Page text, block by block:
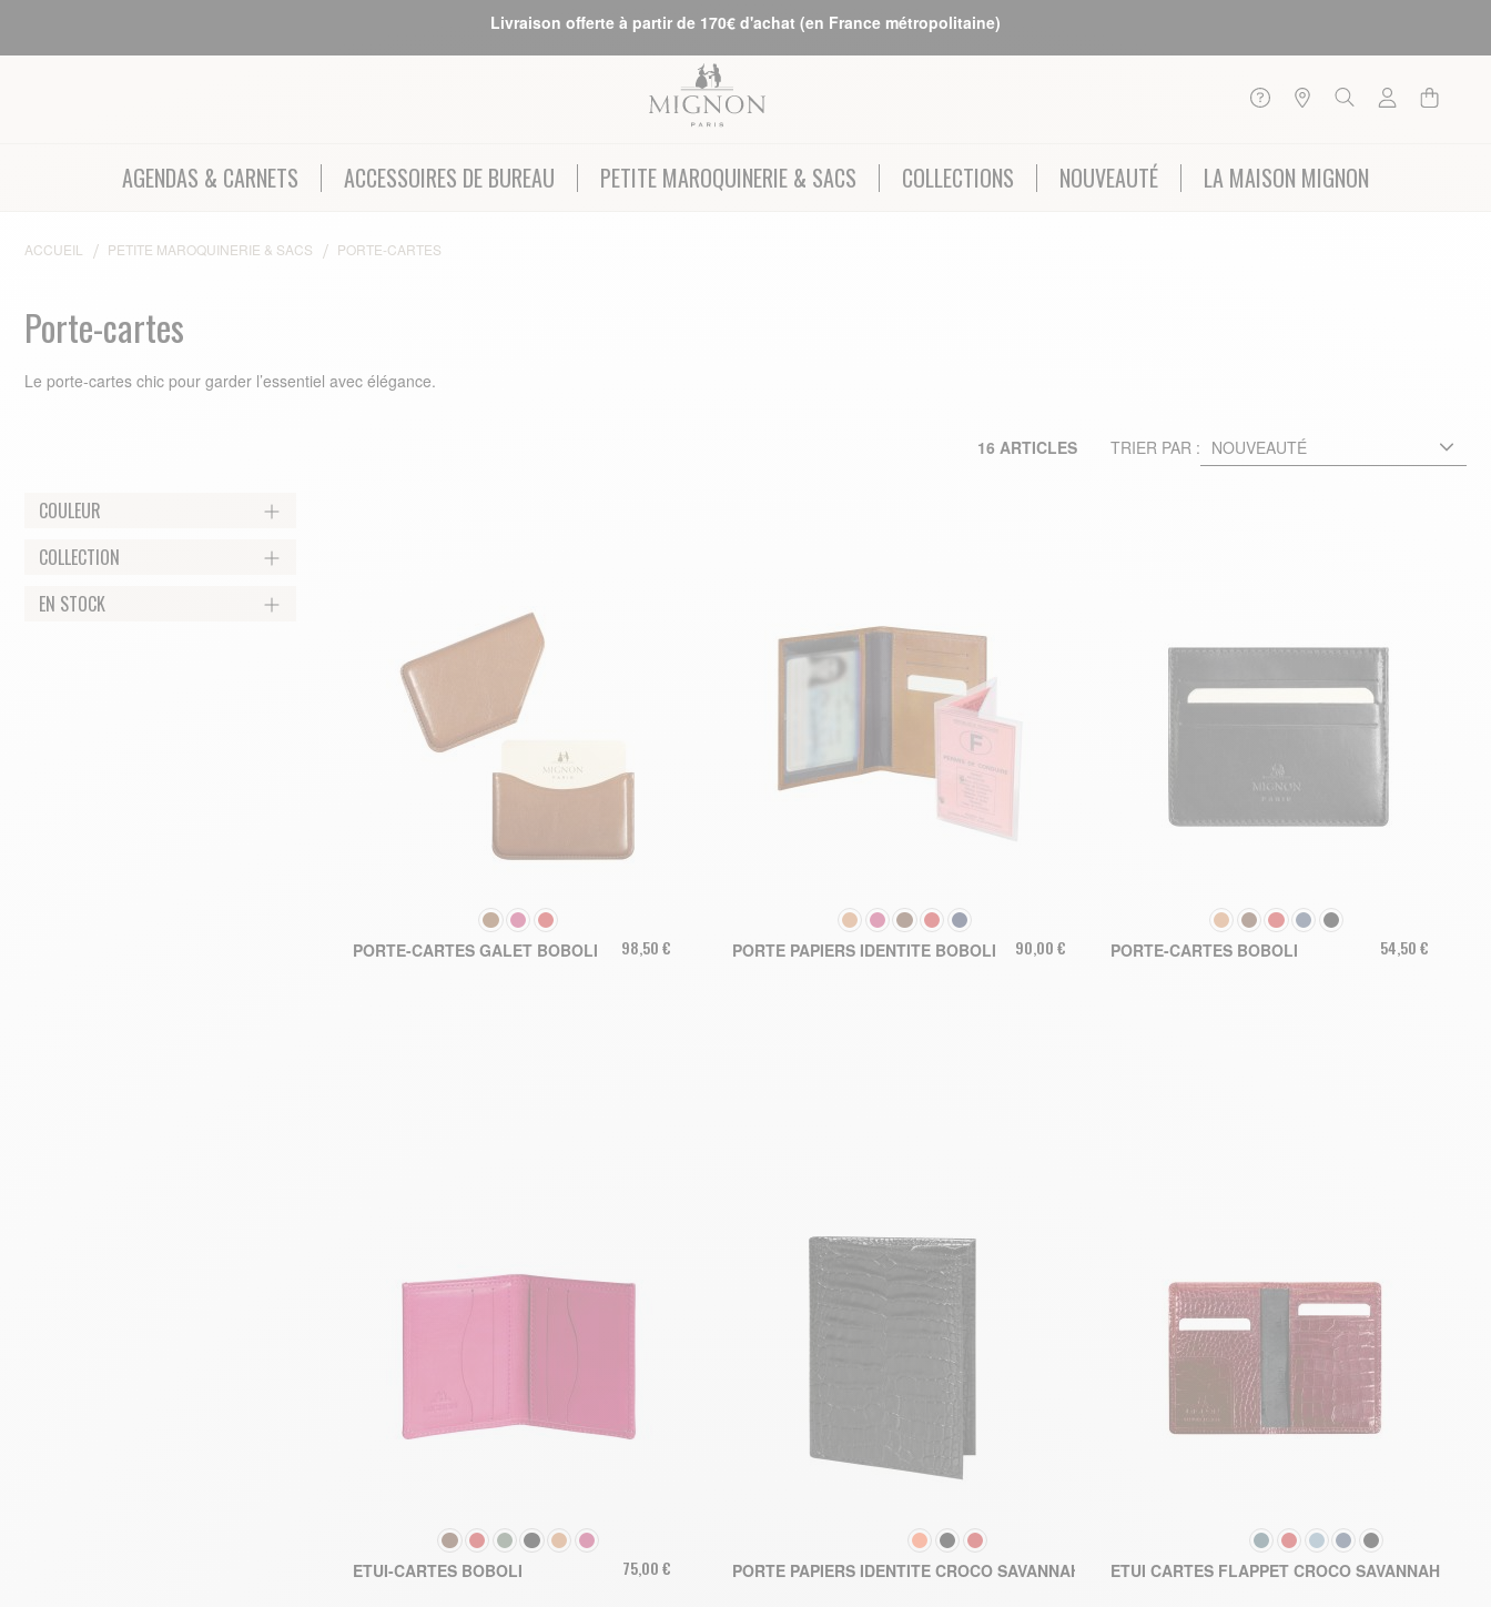
Livraison offerte à partir de 170€ d'achat (en France métropolitaine)
AGENDAS & CARNETS ACCESSOIRES DE BUREAU PETITE MAROQUINERIE & SACS COLLECTIONS NOUVEAUTÉ LA MAISON MIGNON
ACCUEIL PETITE MAROQUINERIE & SACS PORTE-CARTES
Porte-cartes
Le porte‑cartes chic pour garder l’essentiel avec élégance.
COULEUR
COLLECTION
EN STOCK
16 ARTICLES TRIER PAR :
COULEUR
PORTE-CARTES GALET BOBOLI 98,50 €
COULEUR
PORTE PAPIERS IDENTITE BOBOLI 90,00 €
COULEUR
PORTE-CARTES BOBOLI 54,50 €
COULEUR
ETUI-CARTES BOBOLI 75,00 €
COULEUR
PORTE PAPIERS IDENTITE CROCO SAVANNAH 94,00 €
COULEUR
ETUI CARTES FLAPPET CROCO SAVANNAH